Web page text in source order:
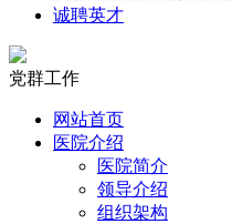
诚聘英才
党群工作
网站首页
医院介绍
医院简介
领导介绍
组织架构